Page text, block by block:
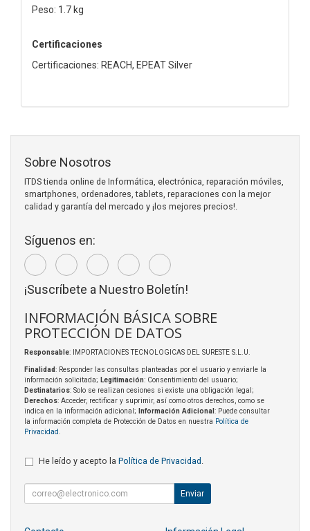
Peso: 1.7 kg
Certificaciones
Certificaciones: REACH, EPEAT Silver
Sobre Nosotros
ITDS tienda online de Informática, electrónica, reparación móviles,
smartphones, ordenadores, tablets, reparaciones con la mejor
calidad y garantía del mercado y ¡los mejores precios!.
Síguenos en:
¡Suscríbete a Nuestro Boletín!
INFORMACIÓN BÁSICA SOBRE
PROTECCIÓN DE DATOS
Responsable: IMPORTACIONES TECNOLOGICAS DEL SURESTE S.L.U.
Finalidad: Responder las consultas planteadas por el usuario y enviarle la
información solicitada; Legitimación: Consentimiento del usuario;
Destinatarios: Solo se realizan cesiones si existe una obligación legal;
Derechos: Acceder, rectificar y suprimir, así como otros derechos, como se
indica en la información adicional;
Información Adicional : Puede consultar
la información completa de Protección de Datos en nuestra Política de
Privacidad
He leído y acepto la Política de Privacidad
Enviar